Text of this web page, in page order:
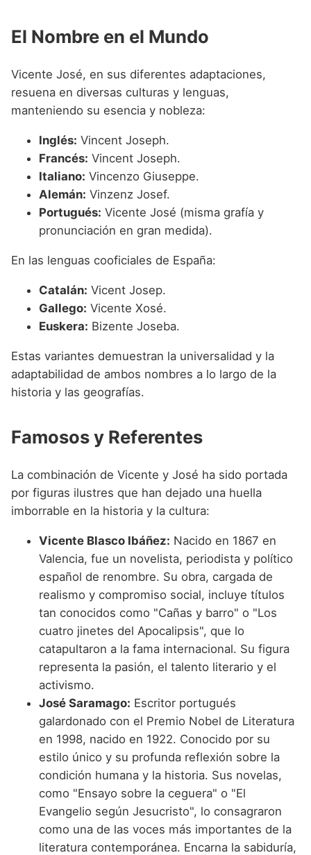
El Nombre en el Mundo
Vicente José, en sus diferentes adaptaciones,
resuena en diversas culturas y lenguas,
manteniendo su esencia y nobleza:
Inglés: Vincent Joseph.
Francés: Vincent Joseph.
Italiano: Vincenzo Giuseppe.
Alemán: Vinzenz Josef.
Portugués: Vicente José (misma grafía y
pronunciación en gran medida).
En las lenguas cooficiales de España:
Catalán: Vicent Josep.
Gallego: Vicente Xosé.
Euskera: Bizente Joseba.
Estas variantes demuestran la universalidad y la
adaptabilidad de ambos nombres a lo largo de la
historia y las geografías.
Famosos y Referentes
La combinación de Vicente y José ha sido portada
por figuras ilustres que han dejado una huella
imborrable en la historia y la cultura:
Vicente Blasco Ibáñez: Nacido en 1867 en
Valencia, fue un novelista, periodista y político
español de renombre. Su obra, cargada de
realismo y compromiso social, incluye títulos
tan conocidos como "Cañas y barro" o "Los
cuatro jinetes del Apocalipsis", que lo
catapultaron a la fama internacional. Su figura
representa la pasión, el talento literario y el
activismo.
José Saramago: Escritor portugués
galardonado con el Premio Nobel de Literatura
en 1998, nacido en 1922. Conocido por su
estilo único y su profunda reflexión sobre la
condición humana y la historia. Sus novelas,
como "Ensayo sobre la ceguera" o "El
Evangelio según Jesucristo", lo consagraron
como una de las voces más importantes de la
literatura contemporánea. Encarna la sabiduría,